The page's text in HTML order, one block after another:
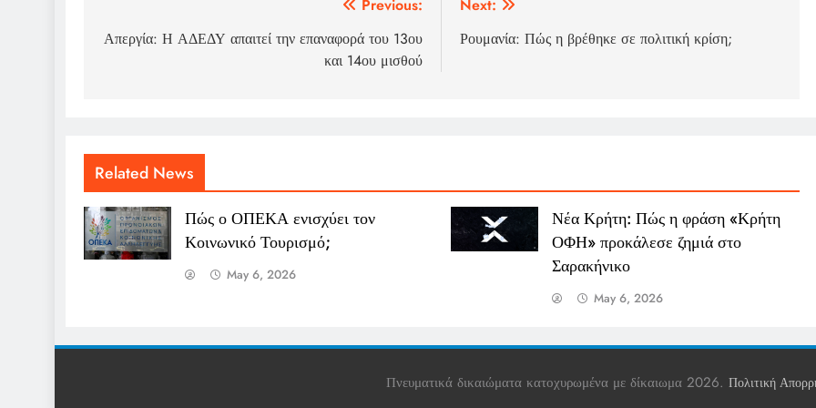
navigation
Previous:
Απεργία: Η ΑΔΕΔΥ απαιτεί την επαναφορά του 13ου
και 14ου μισθού
Next:
Ρουμανία: Πώς η βρέθηκε σε πολιτική κρίση;
Related News
Πώς ο ΟΠΕΚΑ ενισχύει τον
Κοινωνικό Τουρισμό;
May 6, 2026
Νέα Κρήτη: Πώς η φράση «Κρήτη
ΟΦΗ» προκάλεσε ζημιά στο
Σαρακήνικο
May 6, 2026
Πνευματικά δικαιώματα κατοχυρωμένα με δίκαιωμα 2026. Πολιτική